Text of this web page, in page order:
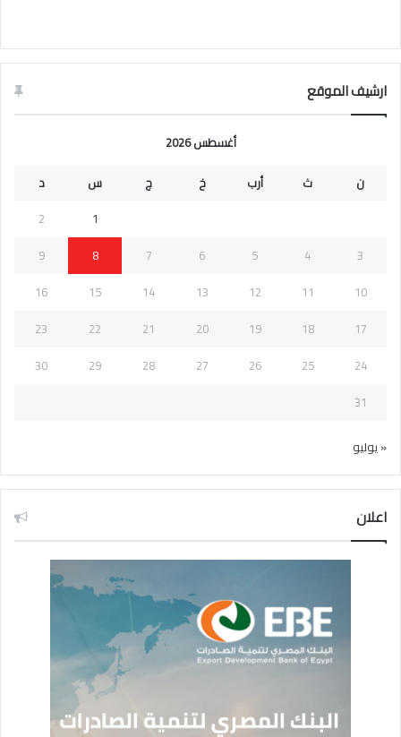
ارشيف الموقع
أغسطس 2026
ن
ث أرب خ ج س
د
1
2
3
4
5
6
7
8
9
10
11
12
13
14
15
16
17
18
19
20
21
22
23
24
25
26
27
28
29
30
31
« يوليو
اعلان